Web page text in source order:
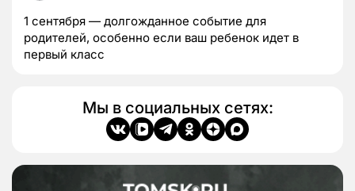
1 сентября — долгожданное событие для
родителей, особенно если ваш ребенок идет в
первый класс
Мы в социальных сетях: